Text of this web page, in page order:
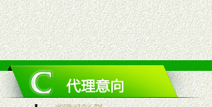
十、代理条件
1、拥有婴幼儿产品经销网络，营养品或保健食
2、认同公司产品及经营理念，有良好的商业道
3、严格按照统一最低渠道价格，统一最低零售
4、具有一定的资金实力，良好的商业信誉，具